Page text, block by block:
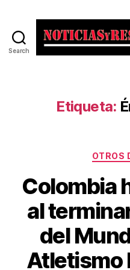
Search
Etiqueta:
OTROS
Colombia
al
del
Atletismo